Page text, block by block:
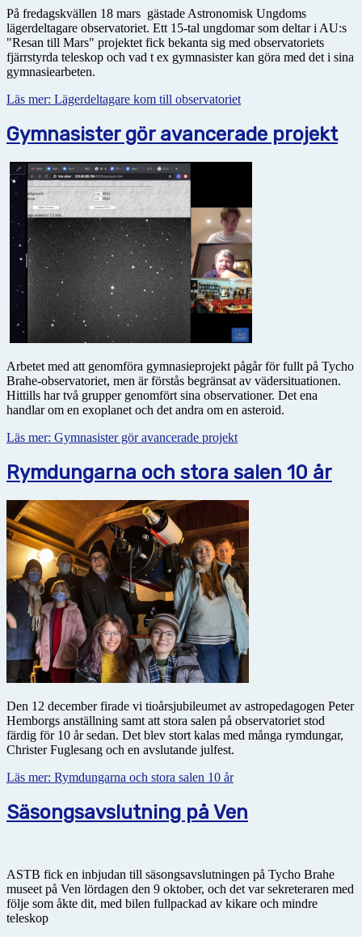
På fredagskvällen 18 mars gästade Astronomisk Ungdoms
lägerdeltagare observatoriet. Ett 15-tal ungdomar som deltar i AU:s
"Resan till Mars" projektet fick bekanta sig med observatoriets
fjärrstyrda teleskop och vad t ex gymnasister kan göra med det i sina
gymnasiearbeten.
Läs mer: Lägerdeltagare kom till observatoriet
Gymnasister gör avancerade projekt
Arbetet med att genomföra gymnasieprojekt pågår för fullt på Tycho
Brahe-observatoriet, men är förstås begränsat av vädersituationen.
Hittills har två grupper genomfört sina observationer. Det ena
handlar om en exoplanet och det andra om en asteroid.
Läs mer: Gymnasister gör avancerade projekt
Rymdungarna och stora salen 10 år
Den 12 december firade vi tioårsjubileumet av astropedagogen Peter
Hemborgs anställning samt att stora salen på observatoriet stod
färdig för 10 år sedan. Det blev stort kalas med många rymdungar,
Christer Fuglesang och en avslutande julfest.
Läs mer: Rymdungarna och stora salen 10 år
Säsongsavslutning på Ven
ASTB fick en inbjudan till säsongsavslutningen på Tycho Brahe
museet på Ven lördagen den 9 oktober, och det var sekreteraren med
följe som åkte dit, med bilen fullpackad av kikare och mindre
teleskop